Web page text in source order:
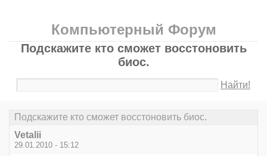
Компьютерный Форум
Подскажите кто сможет восстоновить
биос.
Найти!
Подскажите кто сможет восстоновить биос.
Vetalii
29.01.2010 - 15:12